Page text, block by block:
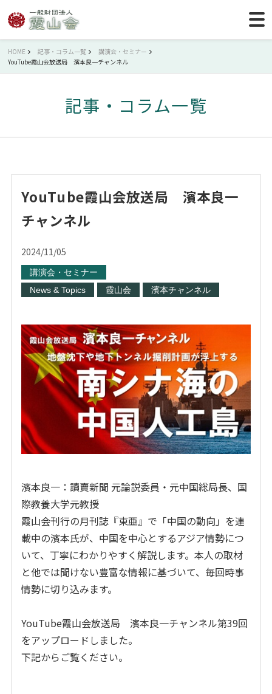
HOME 記事・コラム一覧
講演会・セミナー
YouTube霞山会放送局 濱本良一チャンネル
記事・コラム一覧
YouTube霞山会放送局 濱本良一
チャンネル
2024/11/05
講演会・セミナー
News & Topics
霞山会 濱本チャンネル
濱本良一：讀賣新聞 元論説委員・元中国総局長、国
際教養大学元教授
霞山会刊行の月刊誌『東亜』で「中国の動向」を連
載中の濱本氏が、中国を中心とするアジア情勢につ
いて、丁寧にわかりやすく解説します。本人の取材
と他では聞けない豊富な情報に基づいて、毎回時事
情勢に切り込みます。
YouTube霞山会放送局 濱本良一チャンネル第39回
をアップロードしました。
下記からご覧ください。